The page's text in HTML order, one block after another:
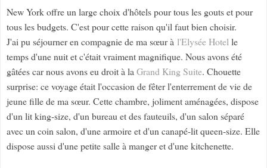
New York offre un large choix d'hôtels pour tous les gouts et pour
tous les budgets. C'est pour cette raison qu'il faut bien choisir.
J'ai pu séjourner en compagnie de ma sœur à l'Elysée Hotel le
temps d'une nuit et c'était vraiment magnifique. Nous avons été
gâtées car nous avons eu droit à la Grand King Suite. Chouette
surprise: ce voyage était l'occasion de fêter l'enterrement de vie de
jeune fille de ma sœur. Cette chambre, joliment aménagées, dispose
d'un lit king-size, d'un bureau et des fauteuils, d'un salon séparé
avec un coin salon, d'une armoire et d'un canapé-lit queen-size. Elle
dispose aussi d'une petite salle à manger et d'une kitchenette.